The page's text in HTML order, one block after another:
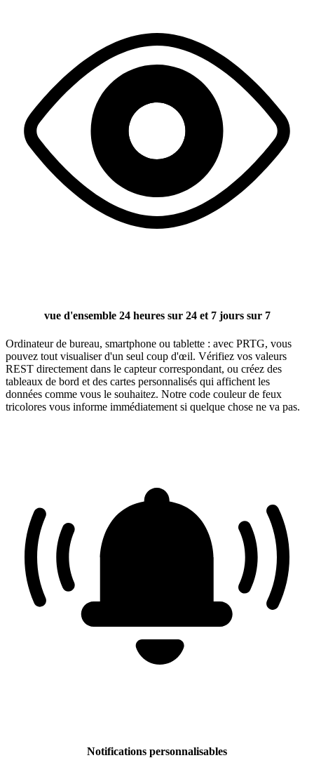
vue d'ensemble 24 heures sur 24 et 7 jours sur 7
Ordinateur de bureau, smartphone ou tablette : avec PRTG, vous
pouvez tout visualiser d'un seul coup d'œil. Vérifiez vos valeurs
REST directement dans le capteur correspondant, ou créez des
tableaux de bord et des cartes personnalisés qui affichent les
données comme vous le souhaitez. Notre code couleur de feux
tricolores vous informe immédiatement si quelque chose ne va pas.
Notifications personnalisables